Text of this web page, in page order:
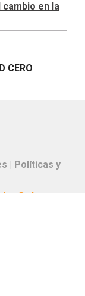
en la
CERO
|
Políticas y